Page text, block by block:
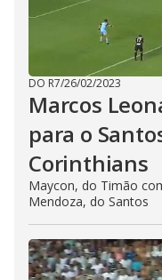
DO R7/26/02/2023
Marcos
para o
Corinthians
Maycon, do Timão
Mendoza, do Santos